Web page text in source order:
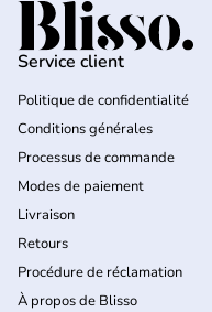
Accueil
Service client
Politique de confidentialité
Conditions générales
Processus de commande
Modes de paiement
Livraison
Retours
Procédure de réclamation
À propos de Blisso